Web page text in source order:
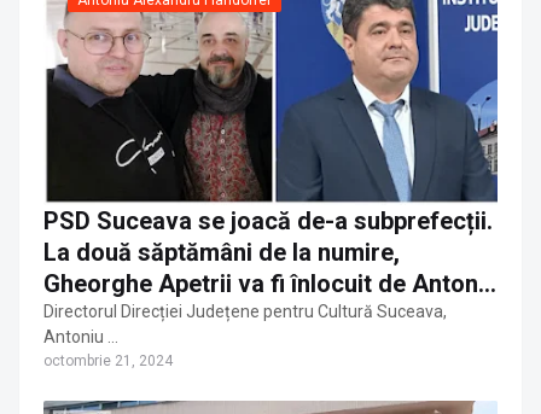
PSD Suceava se joacă de-a subprefecții.
La două săptămâni de la numire,
Gheorghe Apetrii va fi înlocuit de Antoniu
Alexandru Flandorfer
Directorul Direcției Județene pentru Cultură Suceava,
Antoniu …
octombrie 21, 2024